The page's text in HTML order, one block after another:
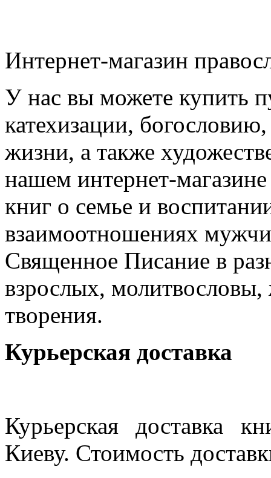
Интернет-магазин
У нас вы можете купить
катехизации,
жизни, а также
нашем интернет-
книг о семье и
взаимоотношениях
Священное Писание в
взрослых, молитвословы,
творения.
Курьерская доставка
Курьерская доставка
Киеву. Стоимость